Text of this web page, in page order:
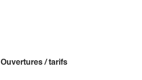
Ouvertures / tarifs